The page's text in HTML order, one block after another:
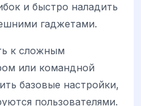
и быстро наладить
гаджетами.
к сложным
или командной
базовые настройки,
пользователями.